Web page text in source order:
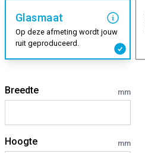
Glasmaat
Op deze afmeting wordt jouw
ruit geproduceerd.
Breedte mm
Hoogte mm